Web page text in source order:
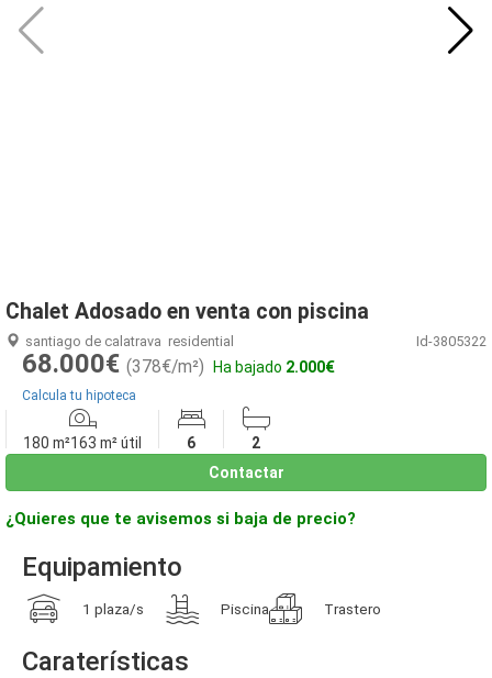
Chalet Adosado en venta con piscina
santiago de calatrava residential Id-3805322
68.000€ (378€/m²) Ha bajado 2.000€
Calcula tu hipoteca
180 m²163 m² útil 6
2
Contactar
¿Quieres que te avisemos si baja de precio?
Equipamiento
1 plaza/s Piscina Trastero
Caraterísticas